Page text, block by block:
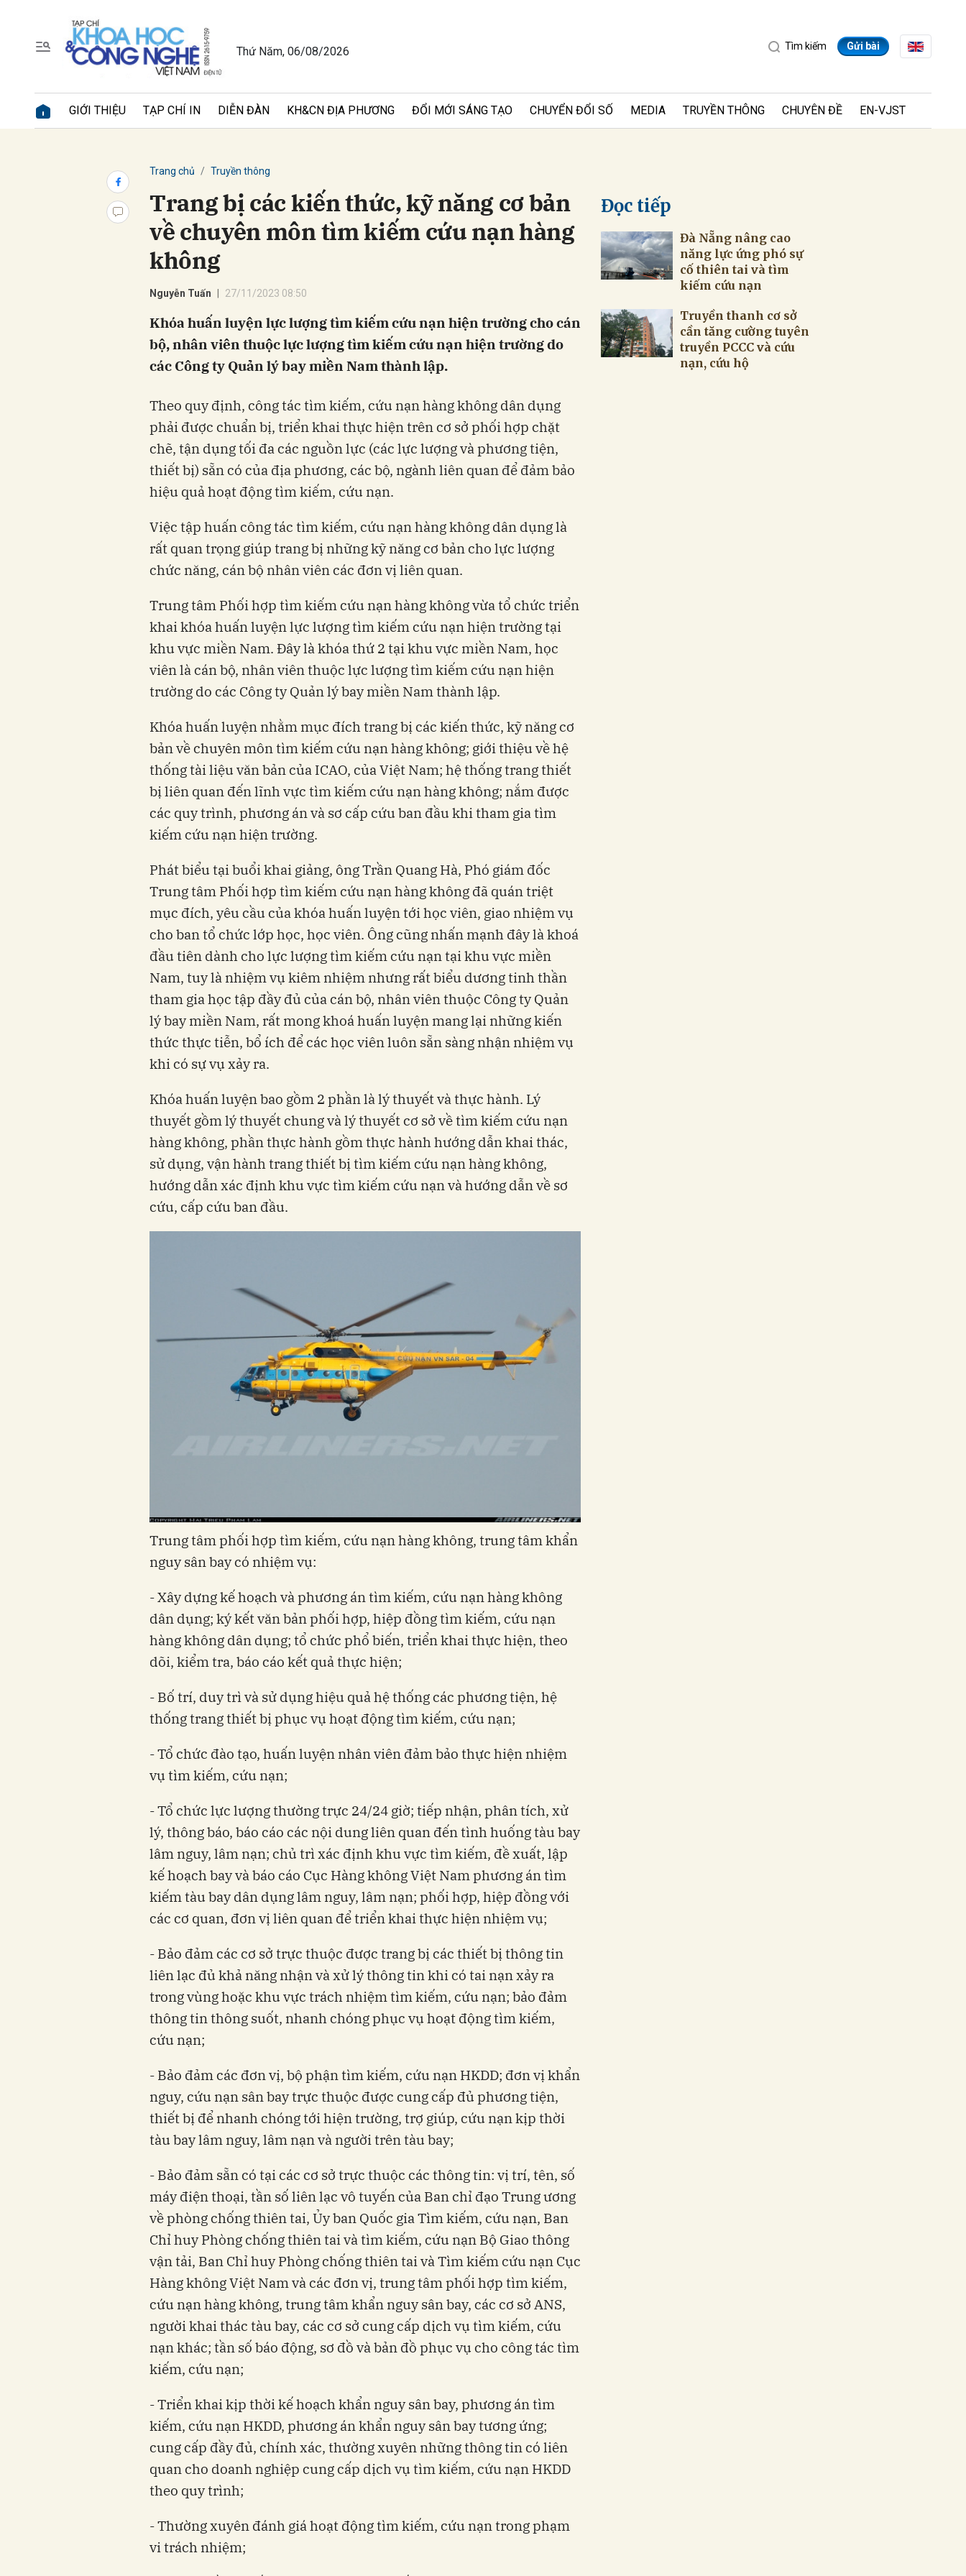
Thứ Năm, 06/08/2026 Tìm kiếm Gửi bài
GIỚI THIỆU TẠP CHÍ IN DIỄN ĐÀN KH&CN ĐỊA PHƯƠNG ĐỔI MỚI SÁNG TẠO CHUYỂN ĐỔI SỐ MEDIA TRUYỀN THÔNG CHUYÊN ĐỀ EN-VJST
Trang chủ Truyền thông
Trang bị các kiến thức, kỹ năng cơ bản
về chuyên môn tìm kiếm cứu nạn hàng
không
Nguyễn Tuấn 27/11/2023 08:50
Khóa huấn luyện lực lượng tìm kiếm cứu nạn hiện trường cho cán
bộ, nhân viên thuộc lực lượng tìm kiếm cứu nạn hiện trường do
các Công ty Quản lý bay miền Nam thành lập.
Theo quy định, công tác tìm kiếm, cứu nạn hàng không dân dụng
phải được chuẩn bị, triển khai thực hiện trên cơ sở phối hợp chặt
chẽ, tận dụng tối đa các nguồn lực (các lực lượng và phương tiện,
thiết bị) sẵn có của địa phương, các bộ, ngành liên quan để đảm bảo
hiệu quả hoạt động tìm kiếm, cứu nạn.
Việc tập huấn công tác tìm kiếm, cứu nạn hàng không dân dụng là
rất quan trọng giúp trang bị những kỹ năng cơ bản cho lực lượng
chức năng, cán bộ nhân viên các đơn vị liên quan.
Trung tâm Phối hợp tìm kiếm cứu nạn hàng không vừa tổ chức triển
khai khóa huấn luyện lực lượng tìm kiếm cứu nạn hiện trường tại
khu vực miền Nam. Đây là khóa thứ 2 tại khu vực miền Nam, học
viên là cán bộ, nhân viên thuộc lực lượng tìm kiếm cứu nạn hiện
trường do các Công ty Quản lý bay miền Nam thành lập.
Khóa huấn luyện nhằm mục đích trang bị các kiến thức, kỹ năng cơ
bản về chuyên môn tìm kiếm cứu nạn hàng không; giới thiệu về hệ
thống tài liệu văn bản của ICAO, của Việt Nam; hệ thống trang thiết
bị liên quan đến lĩnh vực tìm kiếm cứu nạn hàng không; nắm được
các quy trình, phương án và sơ cấp cứu ban đầu khi tham gia tìm
kiếm cứu nạn hiện trường.
Phát biểu tại buổi khai giảng, ông Trần Quang Hà, Phó giám đốc
Trung tâm Phối hợp tìm kiếm cứu nạn hàng không đã quán triệt
mục đích, yêu cầu của khóa huấn luyện tới học viên, giao nhiệm vụ
cho ban tổ chức lớp học, học viên. Ông cũng nhấn mạnh đây là khoá
đầu tiên dành cho lực lượng tìm kiếm cứu nạn tại khu vực miền
Nam, tuy là nhiệm vụ kiêm nhiệm nhưng rất biểu dương tinh thần
tham gia học tập đầy đủ của cán bộ, nhân viên thuộc Công ty Quản
lý bay miền Nam, rất mong khoá huấn luyện mang lại những kiến
thức thực tiễn, bổ ích để các học viên luôn sẵn sàng nhận nhiệm vụ
khi có sự vụ xảy ra.
Khóa huấn luyện bao gồm 2 phần là lý thuyết và thực hành. Lý
thuyết gồm lý thuyết chung và lý thuyết cơ sở về tìm kiếm cứu nạn
hàng không, phần thực hành gồm thực hành hướng dẫn khai thác,
sử dụng, vận hành trang thiết bị tìm kiếm cứu nạn hàng không,
hướng dẫn xác định khu vực tìm kiếm cứu nạn và hướng dẫn về sơ
cứu, cấp cứu ban đầu.
Trung tâm phối hợp tìm kiếm, cứu nạn hàng không, trung tâm khẩn
nguy sân bay có nhiệm vụ:
- Xây dựng kế hoạch và phương án tìm kiếm, cứu nạn hàng không
dân dụng; ký kết văn bản phối hợp, hiệp đồng tìm kiếm, cứu nạn
hàng không dân dụng; tổ chức phổ biến, triển khai thực hiện, theo
dõi, kiểm tra, báo cáo kết quả thực hiện;
- Bố trí, duy trì và sử dụng hiệu quả hệ thống các phương tiện, hệ
thống trang thiết bị phục vụ hoạt động tìm kiếm, cứu nạn;
- Tổ chức đào tạo, huấn luyện nhân viên đảm bảo thực hiện nhiệm
vụ tìm kiếm, cứu nạn;
- Tổ chức lực lượng thường trực 24/24 giờ; tiếp nhận, phân tích, xử
lý, thông báo, báo cáo các nội dung liên quan đến tình huống tàu bay
lâm nguy, lâm nạn; chủ trì xác định khu vực tìm kiếm, đề xuất, lập
kế hoạch bay và báo cáo Cục Hàng không Việt Nam phương án tìm
kiếm tàu bay dân dụng lâm nguy, lâm nạn; phối hợp, hiệp đồng với
các cơ quan, đơn vị liên quan để triển khai thực hiện nhiệm vụ;
- Bảo đảm các cơ sở trực thuộc được trang bị các thiết bị thông tin
liên lạc đủ khả năng nhận và xử lý thông tin khi có tai nạn xảy ra
trong vùng hoặc khu vực trách nhiệm tìm kiếm, cứu nạn; bảo đảm
thông tin thông suốt, nhanh chóng phục vụ hoạt động tìm kiếm,
cứu nạn;
- Bảo đảm các đơn vị, bộ phận tìm kiếm, cứu nạn HKDD; đơn vị khẩn
nguy, cứu nạn sân bay trực thuộc được cung cấp đủ phương tiện,
thiết bị để nhanh chóng tới hiện trường, trợ giúp, cứu nạn kịp thời
tàu bay lâm nguy, lâm nạn và người trên tàu bay;
- Bảo đảm sẵn có tại các cơ sở trực thuộc các thông tin: vị trí, tên, số
máy điện thoại, tần số liên lạc vô tuyến của Ban chỉ đạo Trung ương
về phòng chống thiên tai, Ủy ban Quốc gia Tìm kiếm, cứu nạn, Ban
Chỉ huy Phòng chống thiên tai và tìm kiếm, cứu nạn Bộ Giao thông
vận tải, Ban Chỉ huy Phòng chống thiên tai và Tìm kiếm cứu nạn Cục
Hàng không Việt Nam và các đơn vị, trung tâm phối hợp tìm kiếm,
cứu nạn hàng không, trung tâm khẩn nguy sân bay, các cơ sở ANS,
người khai thác tàu bay, các cơ sở cung cấp dịch vụ tìm kiếm, cứu
nạn khác; tần số báo động, sơ đồ và bản đồ phục vụ cho công tác tìm
kiếm, cứu nạn;
- Triển khai kịp thời kế hoạch khẩn nguy sân bay, phương án tìm
kiếm, cứu nạn HKDD, phương án khẩn nguy sân bay tương ứng;
cung cấp đầy đủ, chính xác, thường xuyên những thông tin có liên
quan cho doanh nghiệp cung cấp dịch vụ tìm kiếm, cứu nạn HKDD
theo quy trình;
- Thường xuyên đánh giá hoạt động tìm kiếm, cứu nạn trong phạm
vi trách nhiệm;
Đọc tiếp
Đà Nẵng nâng cao
năng lực ứng phó sự
cố thiên tai và tìm
kiếm cứu nạn
Truyền thanh cơ sở
cần tăng cường tuyên
truyền PCCC và cứu
nạn, cứu hộ
Hủy Gửi